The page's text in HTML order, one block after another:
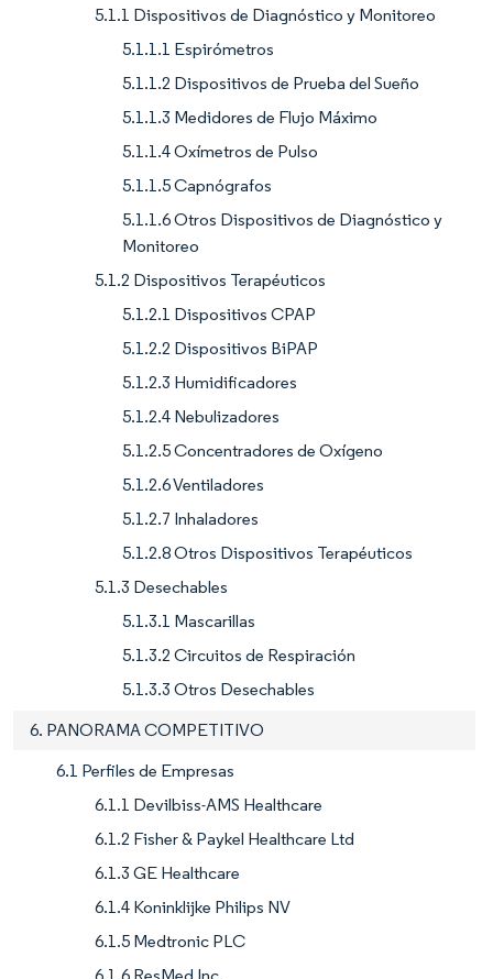
5.1.1 Dispositivos de Diagnóstico y Monitoreo
5.1.1.1 Espirómetros
5.1.1.2 Dispositivos de Prueba del Sueño
5.1.1.3 Medidores de Flujo Máximo
5.1.1.4 Oxímetros de Pulso
5.1.1.5 Capnógrafos
5.1.1.6 Otros Dispositivos de Diagnóstico y
Monitoreo
5.1.2 Dispositivos Terapéuticos
5.1.2.1 Dispositivos CPAP
5.1.2.2 Dispositivos BiPAP
5.1.2.3 Humidificadores
5.1.2.4 Nebulizadores
5.1.2.5 Concentradores de Oxígeno
5.1.2.6 Ventiladores
5.1.2.7 Inhaladores
5.1.2.8 Otros Dispositivos Terapéuticos
5.1.3 Desechables
5.1.3.1 Mascarillas
5.1.3.2 Circuitos de Respiración
5.1.3.3 Otros Desechables
6. PANORAMA COMPETITIVO
6.1 Perfiles de Empresas
6.1.1 Devilbiss-AMS Healthcare
6.1.2 Fisher & Paykel Healthcare Ltd
6.1.3 GE Healthcare
6.1.4 Koninklijke Philips NV
6.1.5 Medtronic PLC